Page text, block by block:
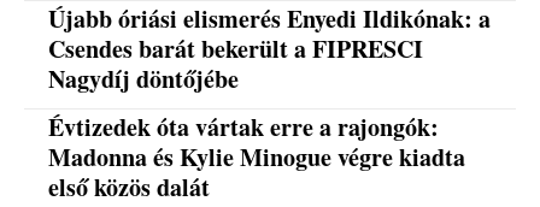
Újabb óriási elismerés Enyedi Ildikónak: a
Csendes barát bekerült a FIPRESCI
Nagydíj döntőjébe
Évtizedek óta vártak erre a rajongók:
Madonna és Kylie Minogue végre kiadta
első közös dalát